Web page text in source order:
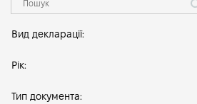
Вид декларації:
Рік:
Тип документа: